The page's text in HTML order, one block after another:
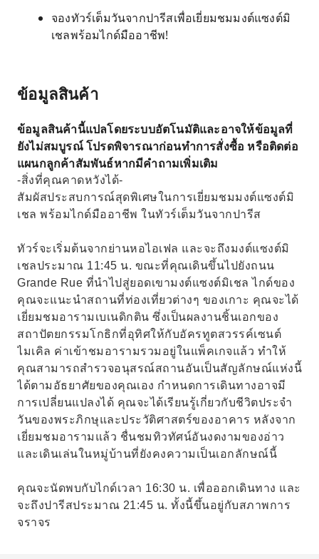
จองทัวร์เต็มวันจากปารีสเพื่อเยี่ยมชมมงต์แซงต์มิ
เชลพร้อมไกด์มืออาชีพ!
ข้อมูลสินค้า
ข้อมูลสินค้านี้แปลโดยระบบอัตโนมัติและอาจให้ข้อมูลที่
ยังไม่สมบูรณ์ โปรดพิจารณาก่อนทำการสั่งซื้อ หรือติดต่อ
แผนกลูกค้าสัมพันธ์หากมีคำถามเพิ่มเติม
-สิ่งที่คุณคาดหวังได้-
สัมผัสประสบการณ์สุดพิเศษในการเยี่ยมชมมงต์แซงต์มิ
เชล พร้อมไกด์มืออาชีพ ในทัวร์เต็มวันจากปารีส
ทัวร์จะเริ่มต้นจากย่านหอไอเฟล และจะถึงมงต์แซงต์มิ
เชลประมาณ 11:45 น. ขณะที่คุณเดินขึ้นไปยังถนน
Grande Rue ที่นำไปสู่ยอดเขามงต์แซงต์มิเชล ไกด์ของ
คุณจะแนะนำสถานที่ท่องเที่ยวต่างๆ ของเกาะ คุณจะได้
เยี่ยมชมอารามเบเนดิกติน ซึ่งเป็นผลงานชิ้นเอกของ
สถาปัตยกรรมโกธิกที่อุทิศให้กับอัครทูตสวรรค์เซนต์
ไมเคิล ค่าเข้าชมอารามรวมอยู่ในแพ็คเกจแล้ว ทำให้
คุณสามารถสำรวจอนุสรณ์สถานอันเป็นสัญลักษณ์แห่งนี้
ได้ตามอัธยาศัยของคุณเอง กำหนดการเดินทางอาจมี
การเปลี่ยนแปลงได้ คุณจะได้เรียนรู้เกี่ยวกับชีวิตประจำ
วันของพระภิกษุและประวัติศาสตร์ของอาคาร หลังจาก
เยี่ยมชมอารามแล้ว ชื่นชมทิวทัศน์อันงดงามของอ่าว
และเดินเล่นในหมู่บ้านที่ยังคงความเป็นเอกลักษณ์นี้
คุณจะนัดพบกับไกด์เวลา 16:30 น. เพื่อออกเดินทาง และ
จะถึงปารีสประมาณ 21:45 น. ทั้งนี้ขึ้นอยู่กับสภาพการ
จราจร